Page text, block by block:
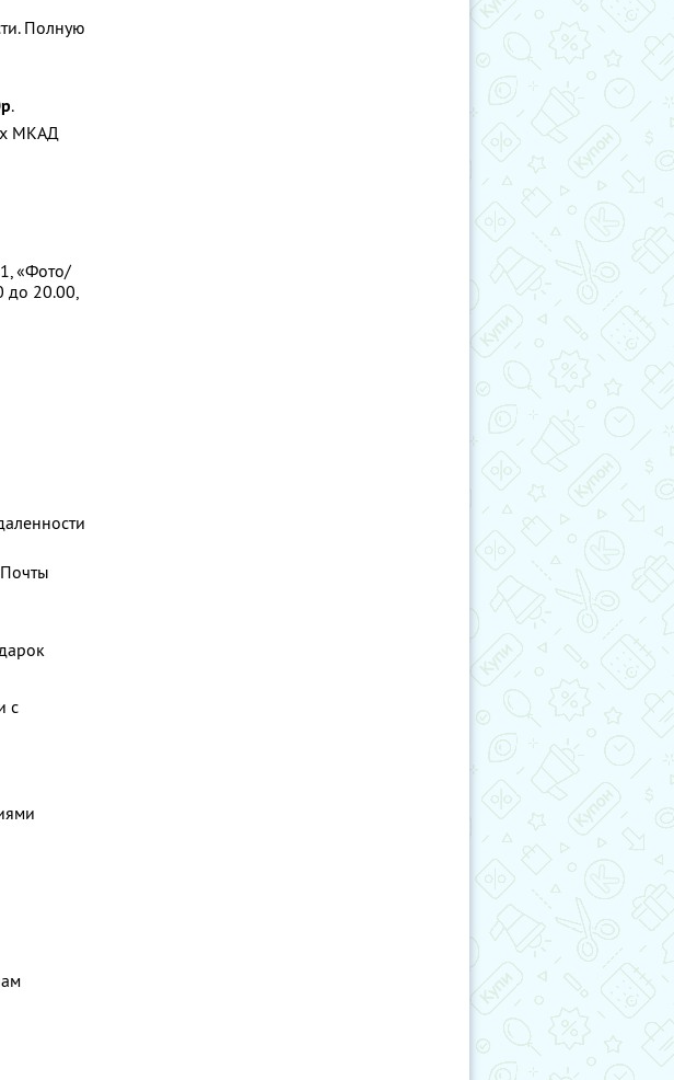
Полную
.
МКАД
1, «Фото/
до 20.00,
с